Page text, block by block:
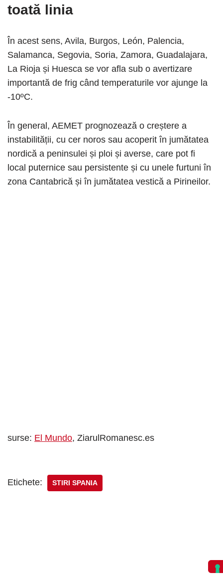
toată linia
În acest sens, Avila, Burgos, León, Palencia,
Salamanca, Segovia, Soria, Zamora, Guadalajara,
La Rioja și Huesca se vor afla sub o avertizare
importantă de frig când temperaturile vor ajunge la
-10ºC.
În general, AEMET prognozează o creștere a
instabilității, cu cer noros sau acoperit în jumătatea
nordică a peninsulei și ploi și averse, care pot fi
local puternice sau persistente și cu unele furtuni în
zona Cantabrică și în jumătatea vestică a Pirineilor.
surse: El Mundo, ZiarulRomanesc.es
Etichete: STIRI SPANIA